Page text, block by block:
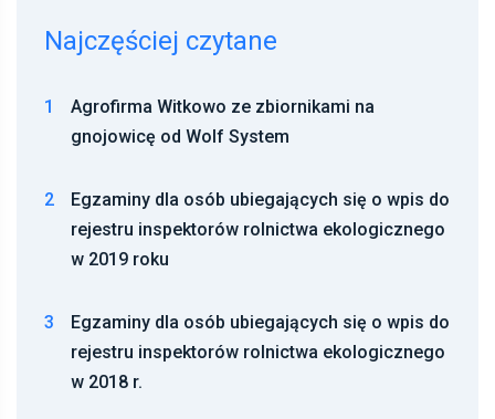
Najczęściej czytane
1
Agrofirma Witkowo ze zbiornikami na
gnojowicę od Wolf System
2
Egzaminy dla osób ubiegających się o wpis do
rejestru inspektorów rolnictwa ekologicznego
w 2019 roku
3
Egzaminy dla osób ubiegających się o wpis do
rejestru inspektorów rolnictwa ekologicznego
w 2018 r.